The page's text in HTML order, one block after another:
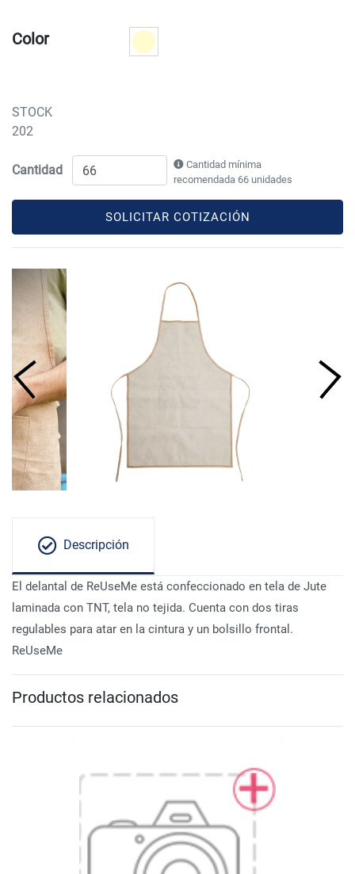
Color
STOCK
202
Cantidad
Cantidad mínima
recomendada 66 unidades
SOLICITAR COTIZACIÓN
Descripción
El delantal de ReUseMe está confeccionado en tela de Jute
laminada con TNT, tela no tejida. Cuenta con dos tiras
regulables para atar en la cintura y un bolsillo frontal.
ReUseMe
Productos relacionados